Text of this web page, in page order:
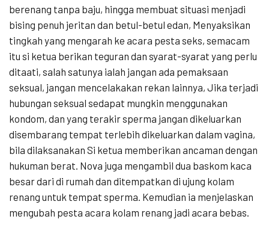
berenang tanpa baju, hingga membuat situasi menjadi
bising penuh jeritan dan betul-betul edan, Menyaksikan
tingkah yang mengarah ke acara pesta seks, semacam
itu si ketua berikan teguran dan syarat-syarat yang perlu
ditaati, salah satunya ialah jangan ada pemaksaan
seksual, jangan mencelakakan rekan lainnya, Jika terjadi
hubungan seksual sedapat mungkin menggunakan
kondom, dan yang terakir sperma jangan dikeluarkan
disembarang tempat terlebih dikeluarkan dalam vagina,
bila dilaksanakan Si ketua memberikan ancaman dengan
hukuman berat. Nova juga mengambil dua baskom kaca
besar dari di rumah dan ditempatkan di ujung kolam
renang untuk tempat sperma. Kemudian ia menjelaskan
mengubah pesta acara kolam renang jadi acara bebas.